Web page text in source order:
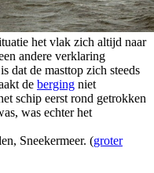
het vlak zich altijd naar
andere verklaring
dat de masttop zich steeds
de berging niet
schip eerst rond getrokken
was echter het
Sneekermeer. (groter